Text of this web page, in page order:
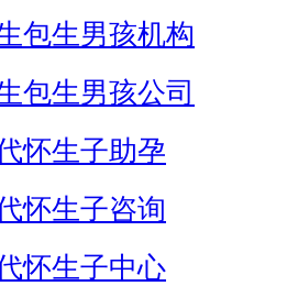
包生男孩机构
包生男孩公司
怀生子助孕
怀生子咨询
怀生子中心